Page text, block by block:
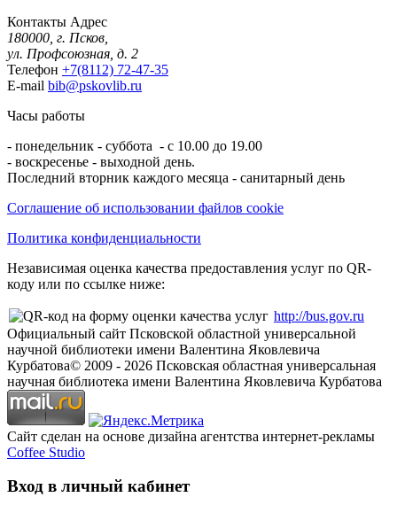
Контакты Адрес
180000, г. Псков,
ул. Профсоюзная, д. 2
Телефон +7(8112) 72-47-35
E-mail bib@pskovlib.ru
Часы работы
- понедельник - суббота - с 10.00 до 19.00
- воскресенье - выходной день.
Последний вторник каждого месяца - санитарный день
Соглашение об использовании файлов cookie
Политика конфиденциальности
Независимая оценка качества предоставления услуг по QR-
коду или по ссылке ниже:
http://bus.gov.ru
Официальный сайт Псковской областной универсальной
научной библиотеки имени Валентина Яковлевича
Курбатова© 2009 - 2026 Псковская областная универсальная
научная библиотека имени Валентина Яковлевича Курбатова
Сайт сделан на основе дизайна агентства интернет-рекламы
Coffee Studio
Вход в личный кабинет